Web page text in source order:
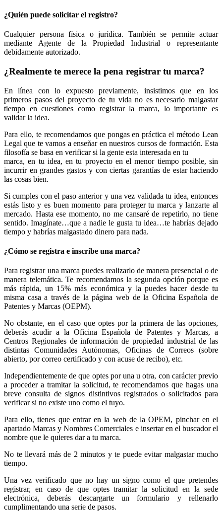
¿Quién puede solicitar el registro?
Cualquier persona física o jurídica. También se permite actuar
mediante Agente de la Propiedad Industrial o representante
debidamente autorizado.
¿Realmente te merece la pena registrar tu marca?
En línea con lo expuesto previamente, insistimos que en los
primeros pasos del proyecto de tu vida no es necesario malgastar
tiempo en cuestiones como registrar la marca, lo importante es
validar la idea.
Para ello, te recomendamos que pongas en práctica el método Lean
Legal que te vamos a enseñar en nuestros cursos de formación. Esta
filosofía se basa en verificar si la gente esta interesada en tu
marca, en tu idea, en tu proyecto en el menor tiempo posible, sin
incurrir en grandes gastos y con ciertas garantías de estar haciendo
las cosas bien.
Si cumples con el paso anterior y una vez validada tu idea, entonces
estás listo y es buen momento para proteger tu marca y lanzarte al
mercado. Hasta ese momento, no me cansaré de repetirlo, no tiene
sentido. Imagínate…que a nadie le gusta tu idea…te habrías dejado
tiempo y habrías malgastado dinero para nada.
¿Cómo se registra e inscribe una marca?
Para registrar una marca puedes realizarlo de manera presencial o de
manera telemática. Te recomendamos la segunda opción porque es
más rápida, un 15% más económica y la puedes hacer desde tu
misma casa a través de la página web de la Oficina Española de
Patentes y Marcas (OEPM).
No obstante, en el caso que optes por la primera de las opciones,
deberás acudir a la Oficina Española de Patentes y Marcas, a
Centros Regionales de información de propiedad industrial de las
distintas Comunidades Autónomas, Oficinas de Correos (sobre
abierto, por correo certificado y con acuse de recibo), etc.
Independientemente de que optes por una u otra, con carácter previo
a proceder a tramitar la solicitud, te recomendamos que hagas una
breve consulta de signos distintivos registrados o solicitados para
verificar si no existe uno como el tuyo.
Para ello, tienes que entrar en la web de la OPEM, pinchar en el
apartado Marcas y Nombres Comerciales e insertar en el buscador el
nombre que le quieres dar a tu marca.
No te llevará más de 2 minutos y te puede evitar malgastar mucho
tiempo.
Una vez verificado que no hay un signo como el que pretendes
registrar, en caso de que optes tramitar la solicitud en la sede
electrónica, deberás descargarte un formulario y rellenarlo
cumplimentando una serie de pasos.